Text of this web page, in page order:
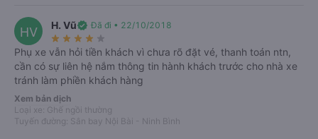
không làm bạn thất vọng.
I.Đặt vé xe Thiên Trường
(Vĩnh Yên) từ Hà Nội đi Ninh
Bình và các vấn đề cần lưu ý:
HV H. Vũverified Đã đi • 22/10/2018
star_rate star_rate star_rate star_rate star_rate
Phụ xe vẫn hỏi tiền khách vì chưa rõ đặt vé, thanh toán ntn,
cần có sự liên hệ nắm thông tin hành khách trước cho nhà xe
tránh làm phiền khách hàng
Xem bản dịch
Loại xe: Ghế ngồi thường
Tuyến đường: Sân bay Nội Bài - Ninh Bình